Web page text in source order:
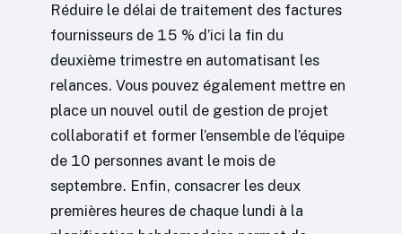
Réduire le délai de traitement des factures
fournisseurs de 15 % d’ici la fin du
deuxième trimestre en automatisant les
relances. Vous pouvez également mettre en
place un nouvel outil de gestion de projet
collaboratif et former l’ensemble de l’équipe
de 10 personnes avant le mois de
septembre. Enfin, consacrer les deux
premières heures de chaque lundi à la